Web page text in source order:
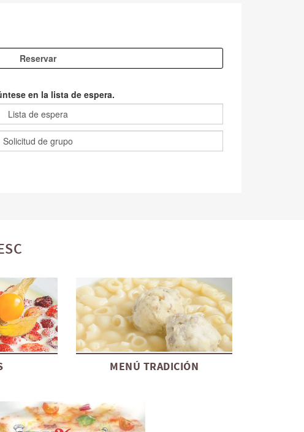
MENÚ TRADICIÓN